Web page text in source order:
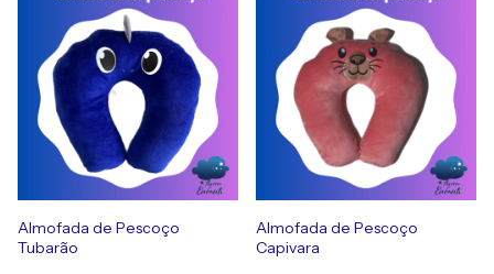
Almofada de Pescoço
Tubarão
Almofada de Pescoço
Capivara